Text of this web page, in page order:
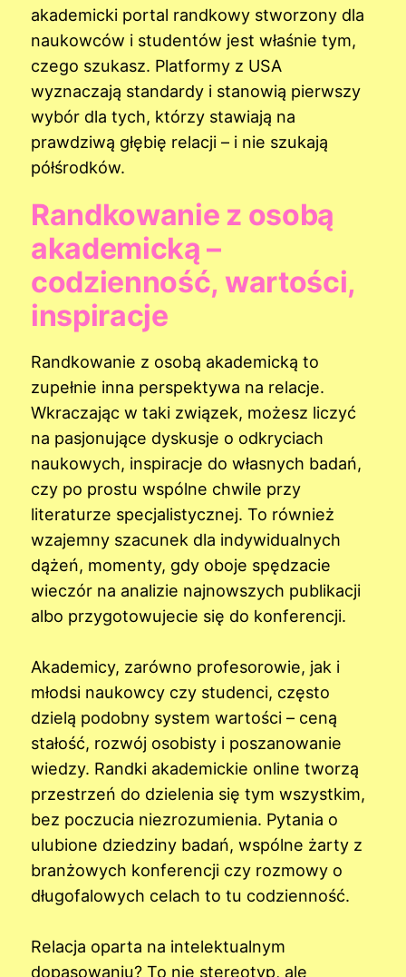
akademicki portal randkowy stworzony dla
naukowców i studentów jest właśnie tym,
czego szukasz. Platformy z USA
wyznaczają standardy i stanowią pierwszy
wybór dla tych, którzy stawiają na
prawdziwą głębię relacji – i nie szukają
półśrodków.
Randkowanie z osobą
akademicką –
codzienność, wartości,
inspiracje
Randkowanie z osobą akademicką to
zupełnie inna perspektywa na relacje.
Wkraczając w taki związek, możesz liczyć
na pasjonujące dyskusje o odkryciach
naukowych, inspiracje do własnych badań,
czy po prostu wspólne chwile przy
literaturze specjalistycznej. To również
wzajemny szacunek dla indywidualnych
dążeń, momenty, gdy oboje spędzacie
wieczór na analizie najnowszych publikacji
albo przygotowujecie się do konferencji.
Akademicy, zarówno profesorowie, jak i
młodsi naukowcy czy studenci, często
dzielą podobny system wartości – ceną
stałość, rozwój osobisty i poszanowanie
wiedzy. Randki akademickie online tworzą
przestrzeń do dzielenia się tym wszystkim,
bez poczucia niezrozumienia. Pytania o
ulubione dziedziny badań, wspólne żarty z
branżowych konferencji czy rozmowy o
długofalowych celach to tu codzienność.
Relacja oparta na intelektualnym
dopasowaniu? To nie stereotyp, ale